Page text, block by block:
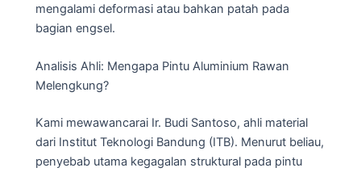
mengalami deformasi atau bahkan patah pada
bagian engsel.
Analisis Ahli: Mengapa Pintu Aluminium Rawan
Melengkung?
Kami mewawancarai Ir. Budi Santoso, ahli material
dari Institut Teknologi Bandung (ITB). Menurut beliau,
penyebab utama kegagalan struktural pada pintu